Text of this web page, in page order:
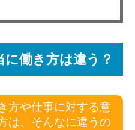
働き方は違う？
方や仕事に対する意
は、そんなに違うの